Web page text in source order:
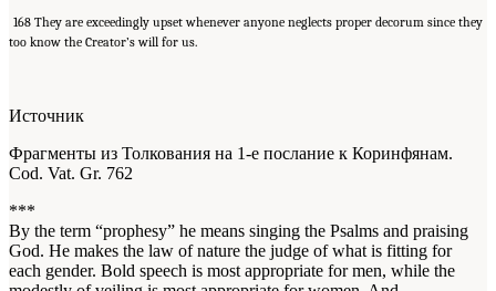
168 They are exceedingly upset whenever anyone neglects proper decorum since they
too know the Creator’s will for us.
Источник
Фрагменты из Толкования на 1-е послание к Коринфянам.
Cod. Vat. Gr. 762
***
By the term “prophesy” he means singing the Psalms and praising
God. He makes the law of nature the judge of what is fitting for
each gender. Bold speech is most appropriate for men, while the